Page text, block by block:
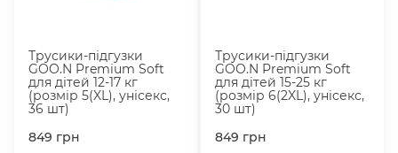
Трусики-підгузки
GOO.N Premium Soft
для дітей 12-17 кг
(розмір 5(XL), унісекс,
36 шт)
849 грн
Трусики-підгузки
GOO.N Premium Soft
для дітей 15-25 кг
(розмір 6(2XL), унісекс,
30 шт)
849 грн